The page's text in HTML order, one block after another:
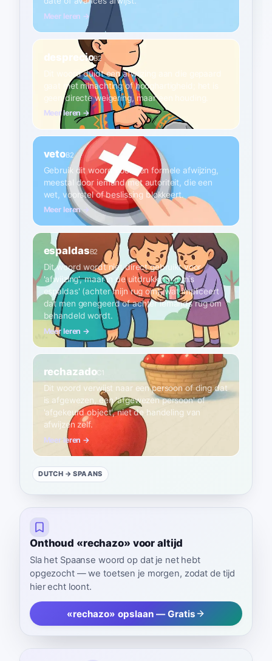
Meer leren →
desprecioB2
Dit woord duidt een afwijzing aan die gepaard
gaat met minachting of hooghartigheid; het is
geen directe weigering, maar een houding.
Meer leren →
vetoB2
Gebruik dit woord voor een formele afwijzing,
meestal door iemand met autoriteit, die een
wet, voorstel of beslissing blokkeert.
Meer leren →
espaldasB2
Dit woord wordt niet direct gebruikt voor
'afwijzing', maar in de uitdrukking 'a mis
espaldas' (achter mijn rug om), wat impliceert
dat men genegeerd of achter iemands rug om
behandeld wordt.
Meer leren →
rechazadoC1
Dit woord verwijst naar een persoon of ding dat
is afgewezen, een 'afgewezen persoon' of
'afgekeurd object', niet de handeling van
afwijzen zelf.
Meer leren →
DUTCH → SPAANS
Onthoud «rechazo» voor altijd
Sla het Spaanse woord op dat je net hebt
opgezocht — we toetsen je morgen, zodat de tijd
hier echt loont.
«rechazo» opslaan — Gratis